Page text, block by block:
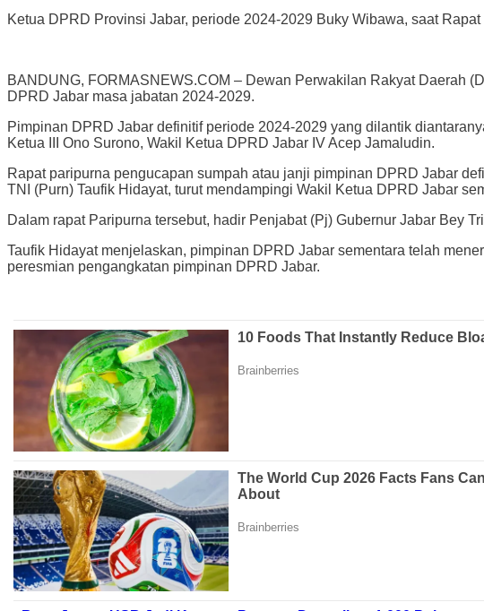
Ketua DPRD Provinsi Jabar, periode 2024-2029 Buky Wibawa, saat
BANDUNG, FORMASNEWS.COM – Dewan Perwakilan Rakyat Daerah
DPRD Jabar masa jabatan 2024-2029.
Pimpinan DPRD Jabar definitif periode 2024-2029 yang dilantik
Ketua III Ono Surono, Wakil Ketua DPRD Jabar IV Acep Jamaludin.
Rapat paripurna pengucapan sumpah atau janji pimpinan DPRD Jabar
TNI (Purn) Taufik Hidayat, turut mendampingi Wakil Ketua DPRD Jabar
Dalam rapat Paripurna tersebut, hadir Penjabat (Pj) Gubernur Jabar Bey
Taufik Hidayat menjelaskan, pimpinan DPRD Jabar sementara telah
peresmian pengangkatan pimpinan DPRD Jabar.